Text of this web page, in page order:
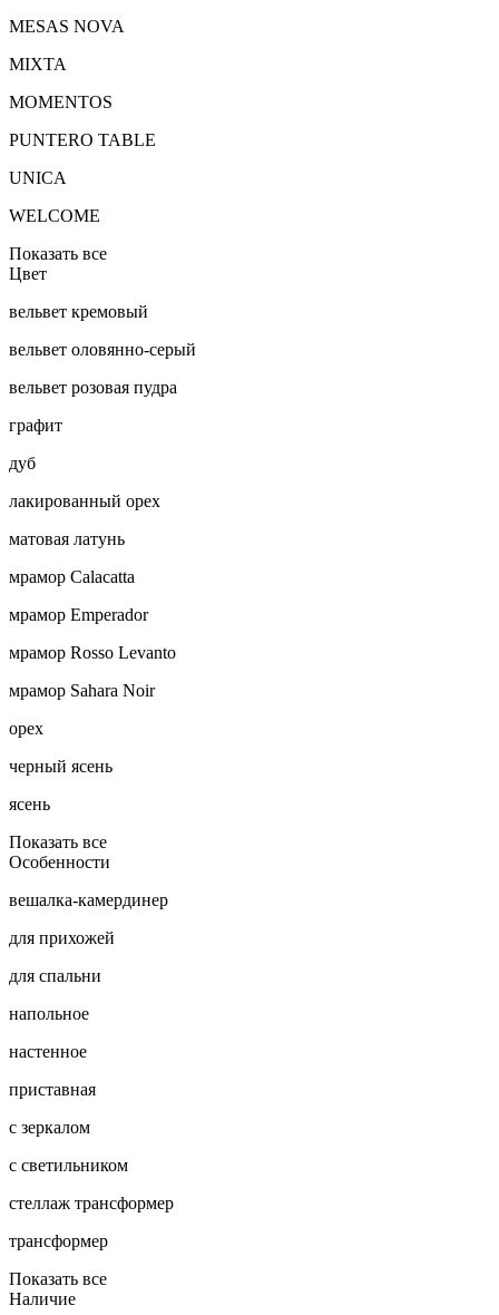
MESAS NOVA
MIXTA
MOMENTOS
PUNTERO TABLE
UNICA
WELCOME
Показать все
Цвет
вельвет кремовый
вельвет оловянно-серый
вельвет розовая пудра
графит
дуб
лакированный орех
матовая латунь
мрамор Calacatta
мрамор Emperador
мрамор Rosso Levanto
мрамор Sahara Noir
орех
черный ясень
ясень
Показать все
Особенности
вешалка-камердинер
для прихожей
для спальни
напольное
настенное
приставная
с зеркалом
с светильником
стеллаж трансформер
трансформер
Показать все
Наличие